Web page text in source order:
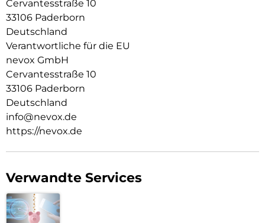
Beim Umklappen der Frontklappe wird diese ebenfalls durch
die Magneten auf der Rückseite fixiert,
somit ist ein bequemes Telefonieren und Bedienen
Aussen Material: PU
Innen Material: PU
Schutzhülle innen: TPU
Cervantesstraße 10
33106 Paderborn
Deutschland
Verantwortliche für die EU
nevox GmbH
Cervantesstraße 10
33106 Paderborn
Deutschland
info@nevox.de
https://nevox.de
Verwandte Services